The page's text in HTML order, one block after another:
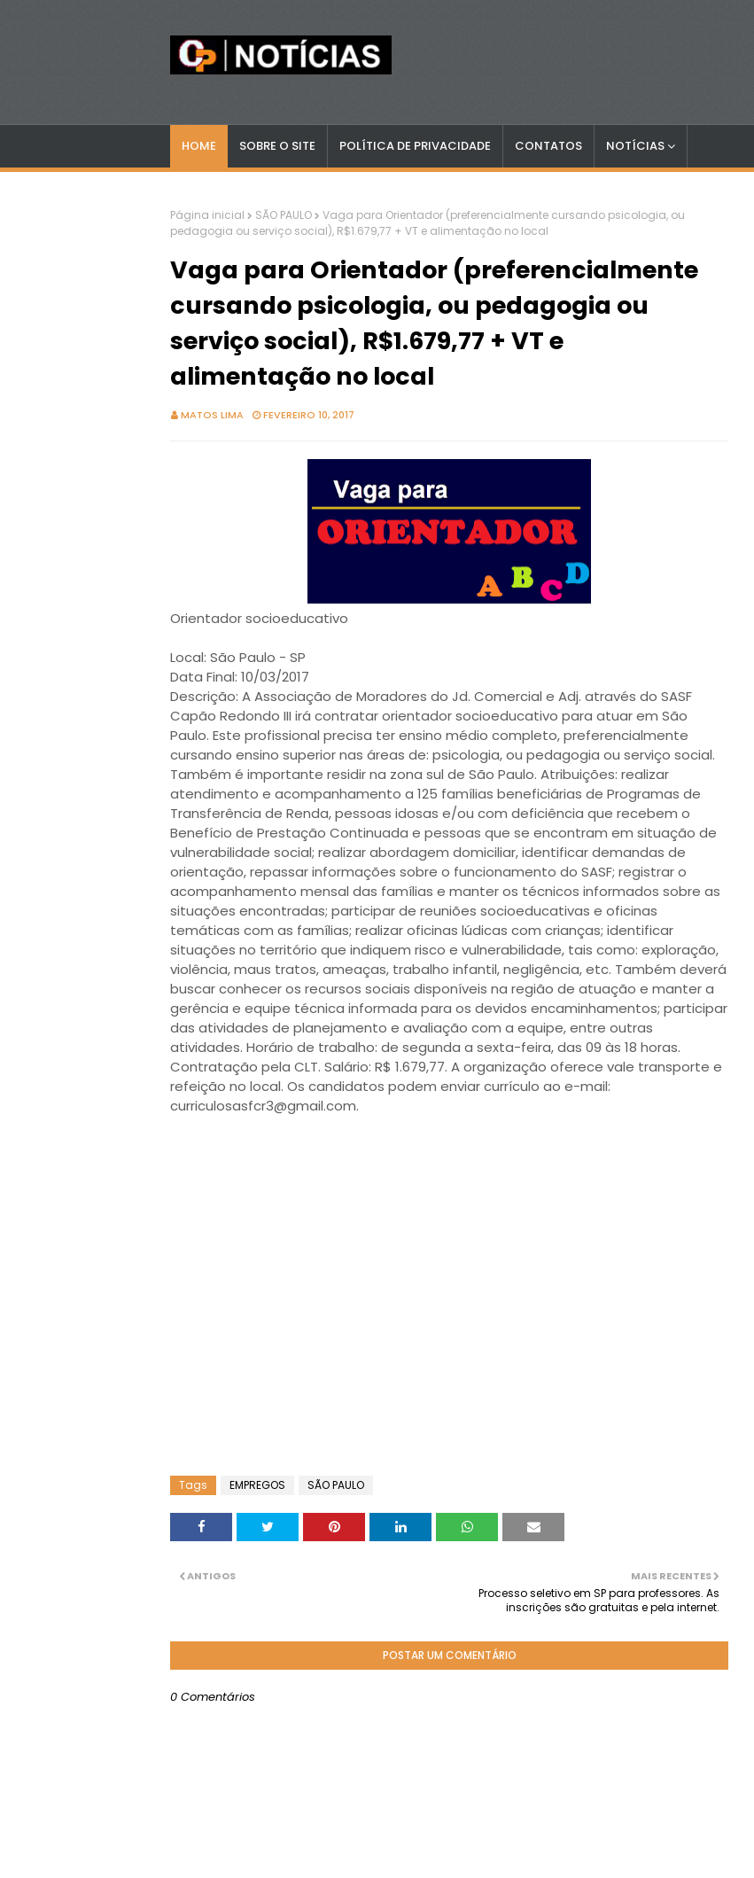
HOME SOBRE O SITE POLÍTICA DE PRIVACIDADE CONTATOS NOTÍCIAS
Página inicial SÃO PAULO
Vaga para Orientador (preferencialmente cursando psicologia, ou
pedagogia ou serviço social), R$1.679,77 + VT e alimentação no local
Vaga para Orientador (preferencialmente
cursando psicologia, ou pedagogia ou
serviço social), R$1.679,77 + VT e
alimentação no local
MATOS LIMA FEVEREIRO 10, 2017
Orientador socioeducativo
Local: São Paulo - SP
Data Final: 10/03/2017
Descrição: A Associação de Moradores do Jd. Comercial e Adj. através do SASF
Capão Redondo III irá contratar orientador socioeducativo para atuar em São
Paulo. Este profissional precisa ter ensino médio completo, preferencialmente
cursando ensino superior nas áreas de: psicologia, ou pedagogia ou serviço social.
Também é importante residir na zona sul de São Paulo. Atribuições: realizar
atendimento e acompanhamento a 125 famílias beneficiárias de Programas de
Transferência de Renda, pessoas idosas e/ou com deficiência que recebem o
Benefício de Prestação Continuada e pessoas que se encontram em situação de
vulnerabilidade social; realizar abordagem domiciliar, identificar demandas de
orientação, repassar informações sobre o funcionamento do SASF; registrar o
acompanhamento mensal das famílias e manter os técnicos informados sobre as
situações encontradas; participar de reuniões socioeducativas e oficinas
temáticas com as famílias; realizar oficinas lúdicas com crianças; identificar
situações no território que indiquem risco e vulnerabilidade, tais como: exploração,
violência, maus tratos, ameaças, trabalho infantil, negligência, etc. Também deverá
buscar conhecer os recursos sociais disponíveis na região de atuação e manter a
gerência e equipe técnica informada para os devidos encaminhamentos; participar
das atividades de planejamento e avaliação com a equipe, entre outras
atividades. Horário de trabalho: de segunda a sexta-feira, das 09 às 18 horas.
Contratação pela CLT. Salário: R$ 1.679,77. A organização oferece vale transporte e
refeição no local. Os candidatos podem enviar currículo ao e-mail:
curriculosasfcr3@gmail.com.
Tags EMPREGOS SÃO PAULO
MAIS RECENTES
Processo seletivo em SP para professores. As
inscrições são gratuitas e pela internet.
ANTIGOS
POSTAR UM COMENTÁRIO
0 Comentários